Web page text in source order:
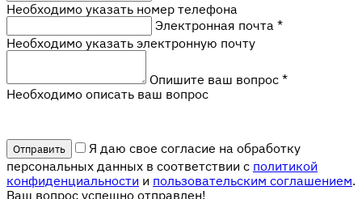
Необходимо указать номер телефона
Электронная почта *
Необходимо указать электронную почту
Опишите ваш вопрос *
Необходимо описать ваш вопрос
Я даю свое согласие на обработку
персональных данных в соответствии с политикой
конфиденциальности и пользовательским соглашением.
Ваш вопрос успешно отправлен!